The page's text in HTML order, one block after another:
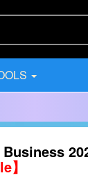
】